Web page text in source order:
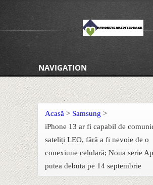
NAVIGATION
Acasă > Samsung >
iPhone 13 ar fi capabil de
sateliți LEO, fără a fi nevoie de o
conexiune celulară; Noua serie
putea debuta pe 14 septembrie